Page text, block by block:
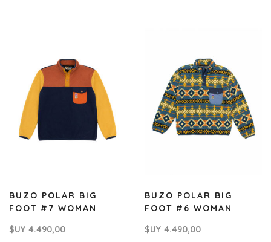
BUZO POLAR BIG
FOOT #7 WOMAN
$UY 4.490,00
BUZO POLAR BIG
FOOT #6 WOMAN
$UY 4.490,00